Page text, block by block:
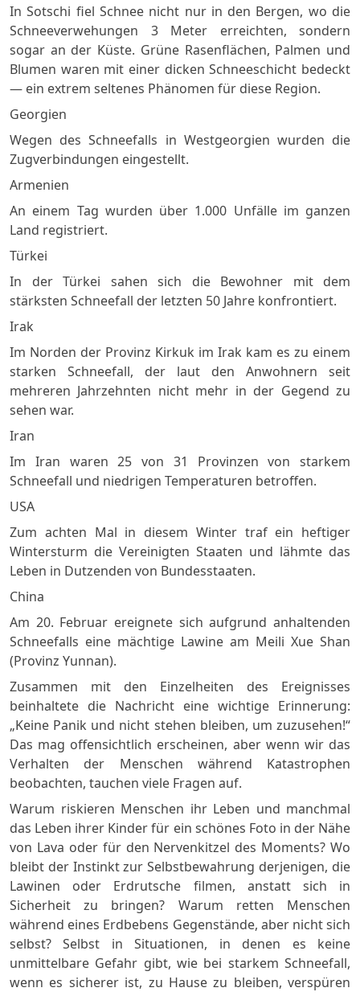
In Sotschi fiel Schnee nicht nur in den Bergen, wo die
Schneeverwehungen 3 Meter erreichten, sondern
sogar an der Küste. Grüne Rasenflächen, Palmen und
Blumen waren mit einer dicken Schneeschicht bedeckt
— ein extrem seltenes Phänomen für diese Region.
Georgien
Wegen des Schneefalls in Westgeorgien wurden die
Zugverbindungen eingestellt.
Armenien
An einem Tag wurden über 1.000 Unfälle im ganzen
Land registriert.
Türkei
In der Türkei sahen sich die Bewohner mit dem
stärksten Schneefall der letzten 50 Jahre konfrontiert.
Irak
Im Norden der Provinz Kirkuk im Irak kam es zu einem
starken Schneefall, der laut den Anwohnern seit
mehreren Jahrzehnten nicht mehr in der Gegend zu
sehen war.
Iran
Im Iran waren 25 von 31 Provinzen von starkem
Schneefall und niedrigen Temperaturen betroffen.
USA
Zum achten Mal in diesem Winter traf ein heftiger
Wintersturm die Vereinigten Staaten und lähmte das
Leben in Dutzenden von Bundesstaaten.
China
Am 20. Februar ereignete sich aufgrund anhaltenden
Schneefalls eine mächtige Lawine am Meili Xue Shan
(Provinz Yunnan).
Zusammen mit den Einzelheiten des Ereignisses
beinhaltete die Nachricht eine wichtige Erinnerung:
„Keine Panik und nicht stehen bleiben, um zuzusehen!“
Das mag offensichtlich erscheinen, aber wenn wir das
Verhalten der Menschen während Katastrophen
beobachten, tauchen viele Fragen auf.
Warum riskieren Menschen ihr Leben und manchmal
das Leben ihrer Kinder für ein schönes Foto in der Nähe
von Lava oder für den Nervenkitzel des Moments? Wo
bleibt der Instinkt zur Selbstbewahrung derjenigen, die
Lawinen oder Erdrutsche filmen, anstatt sich in
Sicherheit zu bringen? Warum retten Menschen
während eines Erdbebens Gegenstände, aber nicht sich
selbst? Selbst in Situationen, in denen es keine
unmittelbare Gefahr gibt, wie bei starkem Schneefall,
wenn es sicherer ist, zu Hause zu bleiben, verspüren